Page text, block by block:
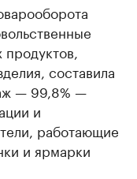
составила
— 99,8% —
и
работающие
и ярмарки